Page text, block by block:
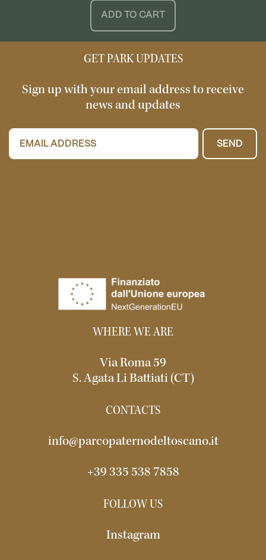
ADD TO CART
GET PARK UPDATES
Sign up with your email address to receive
news and updates
SEND
WHERE WE ARE
Via Roma 59
S. Agata Li Battiati (CT)
CONTACTS
info@parcopaternodeltoscano.it
+39 335 538 7858
FOLLOW US
Instagram